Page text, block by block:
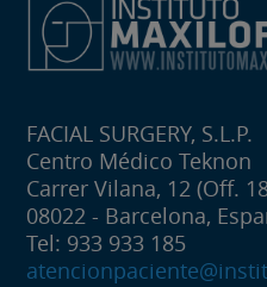
FACIAL SURGERY, S.L.P.
Centro Médico Teknon
Carrer Vilana, 12 (Off.
08022 - Barcelona,
Tel: 933 933 185